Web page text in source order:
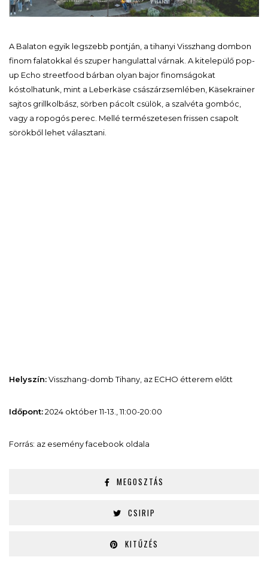
A Balaton egyik legszebb pontján, a tihanyi Visszhang dombon
finom falatokkal és szuper hangulattal várnak. A kitelepülő pop-
up Echo streetfood bárban olyan bajor finomságokat
kóstolhatunk, mint a Leberkäse császárzsemlében, Käsekrainer
sajtos grillkolbász, sörben pácolt csülök, a szalvéta gombóc,
vagy a ropogós perec. Mellé természetesen frissen csapolt
sörökből lehet választani.
Helyszín:Visszhang-domb Tihany, az ECHO étterem előtt
Időpont:2024 október 11-13., 11:00-20:00
Forrás: az esemény facebook oldala
MEGOSZTÁS
CSIRIP
KITŰZÉS